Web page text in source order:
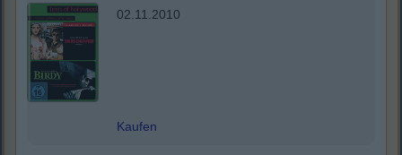
02.11.2010
Kaufen